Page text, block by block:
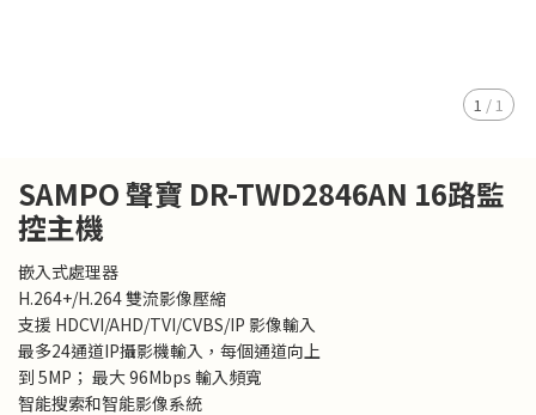
1 / 1
SAMPO 聲寶 DR-TWD2846AN 16路監
控主機
嵌入式處理器
H.264+/H.264 雙流影像壓縮
支援 HDCVI/AHD/TVI/CVBS/IP 影像輸入
最多24通道IP攝影機輸入，每個通道向上
到 5MP； 最大 96Mbps 輸入頻寬
智能搜索和智能影像系統